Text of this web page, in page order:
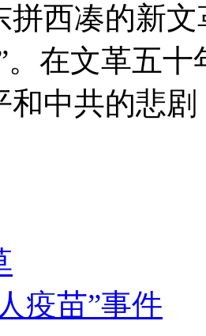
拼西凑的新
。在文革五
和中共的悲
疫苗”事件